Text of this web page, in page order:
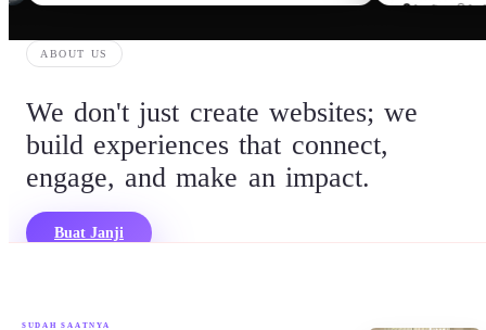
ABOUT US
We don't just create websites; we
build experiences that connect,
engage, and make an impact.
Buat Janji
SUDAH SAATNYA